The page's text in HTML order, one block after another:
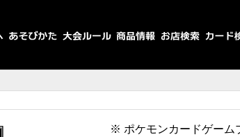
ポケモンカードゲーム